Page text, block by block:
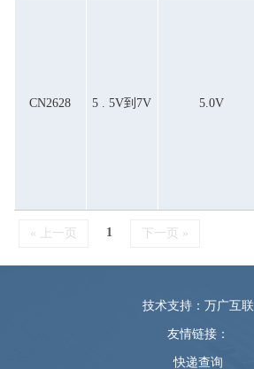
CN2628 5 . 5V到7V 5.0V
« 上一页 1 下一页 »
技术支持：万广互联
友情链接：
快递查询